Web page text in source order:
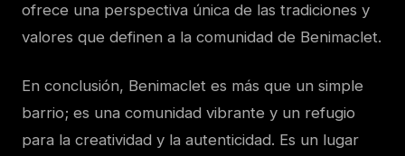
ofrece una perspectiva única de las tradiciones y
valores que definen a la comunidad de Benimaclet.
En conclusión, Benimaclet es más que un simple
barrio; es una comunidad vibrante y un refugio
para la creatividad y la autenticidad. Es un lugar